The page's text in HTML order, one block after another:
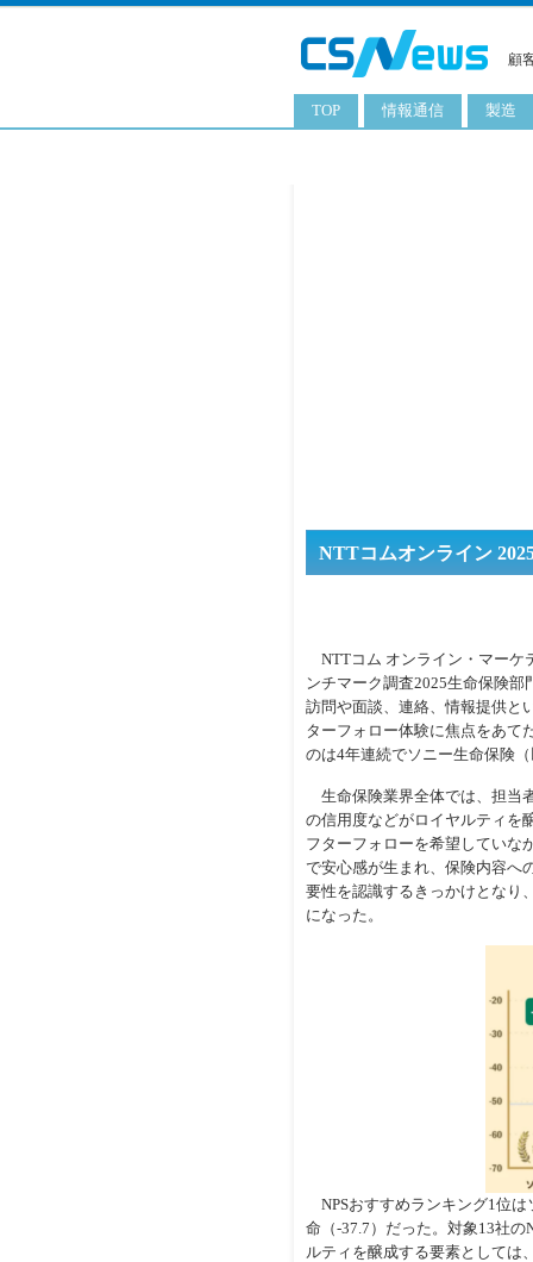
顧
TOP 情報通信 製造
NTTコムオンライン
NTTコム オンライン・マーケ
ンチマーク調査2025生命保険
訪問や面談、連絡、情報提供と
ターフォロー体験に焦点をあて
のは4年連続でソニー生命保険
生命保険業界全体では、担当
の信用度などがロイヤルティを
フターフォローを希望していな
で安心感が生まれ、保険内容へ
要性を認識するきっかけとなり
になった。
NPSおすすめランキング1位は
命（-37.7）だった。対象13社
ルティを醸成する要素としては